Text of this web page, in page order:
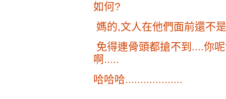
如何?
媽的,文人在他們面前還不
免得連骨頭都搶不到....你
啊.....
哈哈哈...................